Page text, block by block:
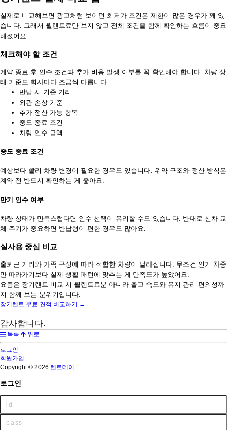
실제로 비교해보면 광고처럼 보이던 최저가 조건은 제한이 많은 경우가 꽤 있
습니다. 그래서 월렌트료만 보지 않고 전체 조건을 함께 확인하는 흐름이 중요
해졌어요.
체크해야 할 조건
계약 종료 후 인수 조건과 추가 비용 발생 여부를 꼭 확인해야 합니다. 차량 상
태 기준도 회사마다 조금씩 다릅니다.
반납 시 기준 거리
외관 손상 기준
추가 정산 가능 항목
중도 종료 조건
차량 인수 금액
중도 종료 조건
예상보다 빨리 차량 변경이 필요한 경우도 있습니다. 위약 구조와 정산 방식은
계약 전 반드시 확인하는 게 좋아요.
만기 인수 여부
차량 상태가 만족스럽다면 인수 선택이 유리할 수도 있습니다. 반대로 신차 교
체 주기가 중요하면 반납형이 편한 경우도 많아요.
실사용 중심 비교
출퇴근 거리와 가족 구성에 따라 적합한 차량이 달라집니다. 무조건 인기 차종
만 따라가기보다 실제 생활 패턴에 맞추는 게 만족도가 높았어요.
요즘은 장기렌트 비교 시 월렌트료뿐 아니라 출고 속도와 유지 관리 편의성까
지 함께 보는 분위기입니다.
장기렌트 무료 견적 비교하기 →
감사합니다.
목록 위로
로그인
회원가입
Copyright © 2026 렌트데이
로그인